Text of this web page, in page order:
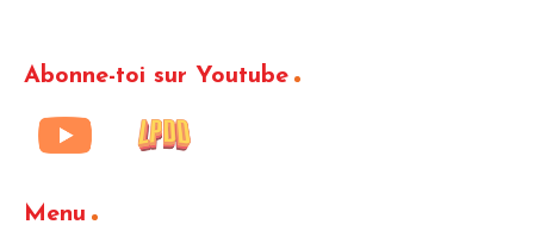
Abonne-toi sur Youtube
Menu